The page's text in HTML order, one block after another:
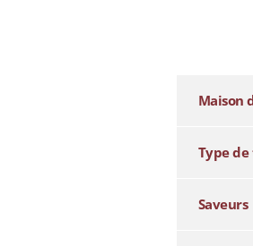
Maison
Type
Saveurs